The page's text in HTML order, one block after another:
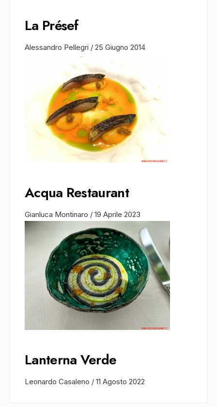
La Présef
Alessandro Pellegri / 25 Giugno 2014
Acqua Restaurant
Gianluca Montinaro / 19 Aprile 2023
Lanterna Verde
Leonardo Casaleno / 11 Agosto 2022